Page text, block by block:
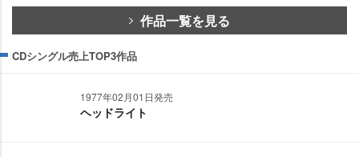
作品一覧を見る
CDシングル売上TOP3作品
1977年02月01日発売
ヘッドライト